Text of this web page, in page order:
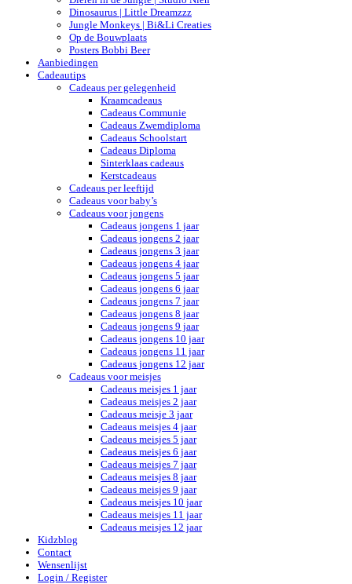
Dinosaurus | Little Dreamzzz
Jungle Monkeys | Bi&Li Creaties
Op de Bouwplaats
Posters Bobbi Beer
Aanbiedingen
Cadeautips
Cadeaus per gelegenheid
Kraamcadeaus
Cadeaus Communie
Cadeaus Zwemdiploma
Cadeaus Schoolstart
Cadeaus Diploma
Sinterklaas cadeaus
Kerstcadeaus
Cadeaus per leeftijd
Cadeaus voor baby’s
Cadeaus voor jongens
Cadeaus jongens 1 jaar
Cadeaus jongens 2 jaar
Cadeaus jongens 3 jaar
Cadeaus jongens 4 jaar
Cadeaus jongens 5 jaar
Cadeaus jongens 6 jaar
Cadeaus jongens 7 jaar
Cadeaus jongens 8 jaar
Cadeaus jongens 9 jaar
Cadeaus jongens 10 jaar
Cadeaus jongens 11 jaar
Cadeaus jongens 12 jaar
Cadeaus voor meisjes
Cadeaus meisjes 1 jaar
Cadeaus meisjes 2 jaar
Cadeaus meisje 3 jaar
Cadeaus meisjes 4 jaar
Cadeaus meisjes 5 jaar
Cadeaus meisjes 6 jaar
Cadeaus meisjes 7 jaar
Cadeaus meisjes 8 jaar
Cadeaus meisjes 9 jaar
Cadeaus meisjes 10 jaar
Cadeaus meisjes 11 jaar
Cadeaus meisjes 12 jaar
Kidzblog
Contact
Wensenlijst
Login / Register